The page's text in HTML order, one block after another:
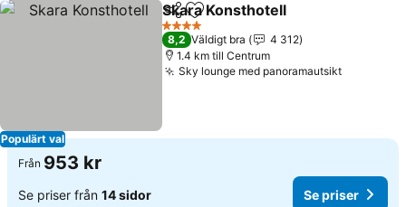
Populärt val
Dela Lägg till i Mina Favoriter
Skara Konsthotell
4 Stjärnor
8,2 Väldigt bra
4 312
1.4 km till Centrum
Sky lounge med panoramautsikt
Från 953 kr
Se priser från 14 sidor Se priser